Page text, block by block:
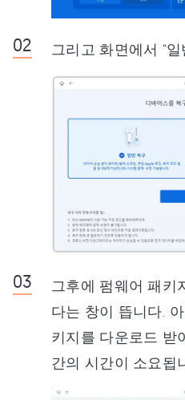
그리고 화면에서 “
그후에 펌웨어 패키
다는 창이 뜹니다.
키지를 다운로드 받
간의 시간이 소요됩